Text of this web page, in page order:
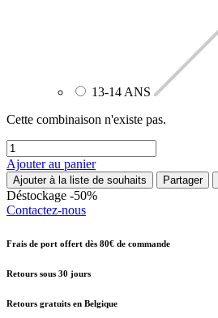
13-14 ANS
Cette combinaison n'existe pas.
Ajouter au panier
Ajouter à la liste de souhaits Partager
Déstockage -50%
Contactez-nous
Frais de port offert dès 80€ de commande
Retours sous 30 jours
Retours gratuits en Belgique